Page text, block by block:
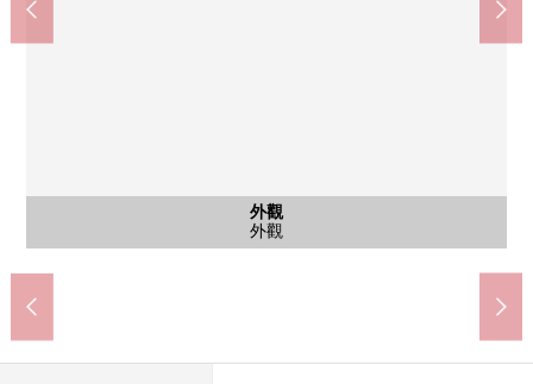
外觀
外觀
外觀
外觀
外觀
外觀
入口
入口
入口
入口
共有部分
共有部分
共有部分
共有部分
停車場
停車場(機械式Tower停車場)
含有前面道路的外觀
前面道路
含有前面道路的外觀
前面道路
新丸子站(東急電鐵東橫線)(約370m)
步行5分鐘。
武藏小杉站(JR東日本南武線)(約880m)
步行11分鐘。
武藏小杉站(JR東日本橫須賀線)(約1050m)
步行14分鐘。